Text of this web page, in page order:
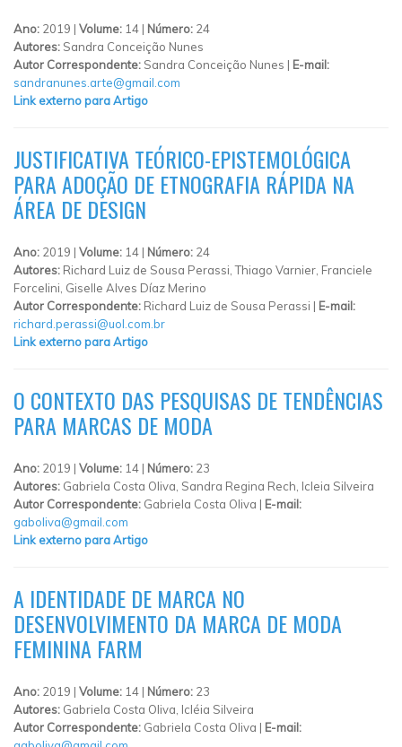
Ano: 2019 | Volume: 14 | Número: 24
Autores: Sandra Conceição Nunes
Autor Correspondente: Sandra Conceição Nunes | E-mail:
sandranunes.arte@gmail.com
Link externo para Artigo
JUSTIFICATIVA TEÓRICO-EPISTEMOLÓGICA
PARA ADOÇÃO DE ETNOGRAFIA RÁPIDA NA
ÁREA DE DESIGN
Ano: 2019 | Volume: 14 | Número: 24
Autores: Richard Luiz de Sousa Perassi, Thiago Varnier, Franciele
Forcelini, Giselle Alves Díaz Merino
Autor Correspondente: Richard Luiz de Sousa Perassi | E-mail:
richard.perassi@uol.com.br
Link externo para Artigo
O CONTEXTO DAS PESQUISAS DE TENDÊNCIAS
PARA MARCAS DE MODA
Ano: 2019 | Volume: 14 | Número: 23
Autores: Gabriela Costa Oliva, Sandra Regina Rech, Icleia Silveira
Autor Correspondente: Gabriela Costa Oliva | E-mail:
gaboliva@gmail.com
Link externo para Artigo
A IDENTIDADE DE MARCA NO
DESENVOLVIMENTO DA MARCA DE MODA
FEMININA FARM
Ano: 2019 | Volume: 14 | Número: 23
Autores: Gabriela Costa Oliva, Icléia Silveira
Autor Correspondente: Gabriela Costa Oliva | E-mail: